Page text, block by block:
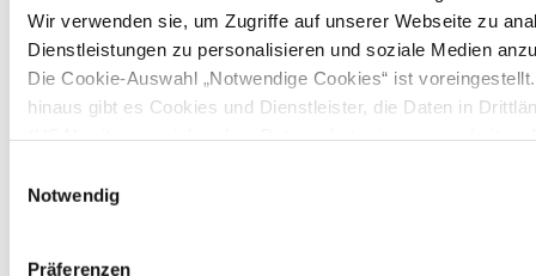
Wir verwenden sie, um Zugriffe auf unserer Webseite zu
Dienstleistungen zu personalisieren und soziale Medien
Die Cookie-Auswahl „Notwendige Cookies“ ist
hinaus gibt es Cookies und Dienstleister, die Daten in
Überwachungszwecken von anderen missbraucht werden,
Notwendig
Präferenzen